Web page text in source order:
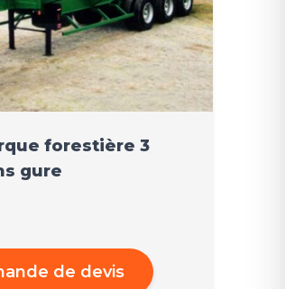
forestière 3
gure
de devis